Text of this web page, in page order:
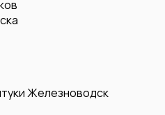
Железноводск